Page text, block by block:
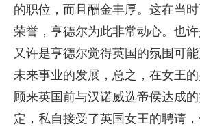
的职位，而且酬金丰厚。这在当
荣誉，亨德尔为此非常动心。也许
又许是亨德尔觉得英国的氛围可
未来事业的发展，总之，在女王
顾来英国前与汉诺威选帝侯达成
定，私自接受了英国女王的聘请